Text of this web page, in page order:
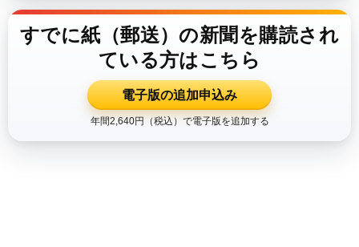
すでに紙（郵送）の新聞を購読され
ている方はこちら
電子版の追加申込み
年間2,640円（税込）で電子版を追加する